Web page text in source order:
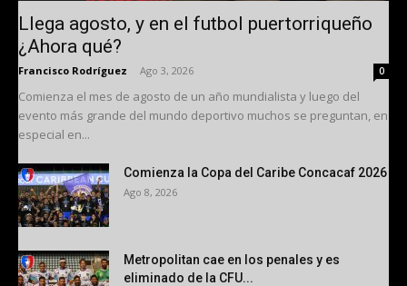
Llega agosto, y en el futbol puertorriqueño
¿Ahora qué?
Francisco Rodríguez Ago 3, 2026 0
Comienza el mes de agosto de un año mundialista y luego del
evento más grande del mundo deportivo muchos se preguntan, en
especial en...
Comienza la Copa del Caribe Concacaf 2026
Ago 8, 2026
Metropolitan cae en los penales y es
eliminado de la CFU...